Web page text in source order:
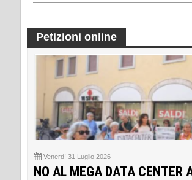
Petizioni online
Venerdì 31 Luglio 2026
NO AL MEGA DATA CENTER